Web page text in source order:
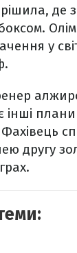
де
у
інші
другу